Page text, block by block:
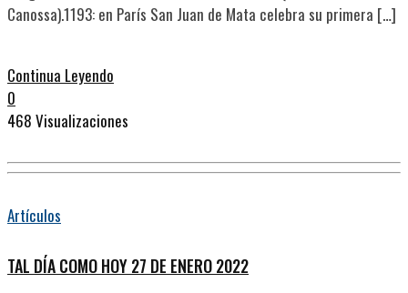
Canossa).1193: en París San Juan de Mata celebra su primera […]
Continua Leyendo
0
468 Visualizaciones
Artículos
TAL DÍA COMO HOY 27 DE ENERO 2022